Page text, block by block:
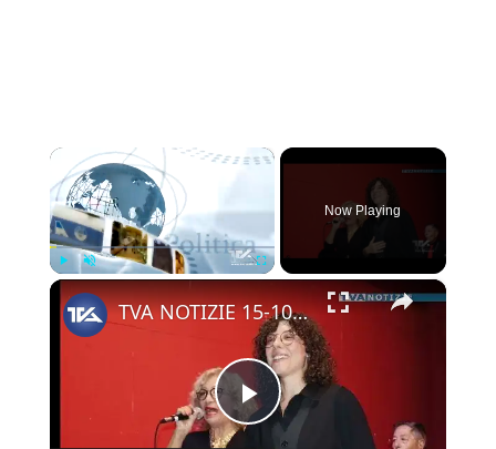
×
Play Unmute
Now Playing
×
Play
TVA NOTIZIE 15-10-25